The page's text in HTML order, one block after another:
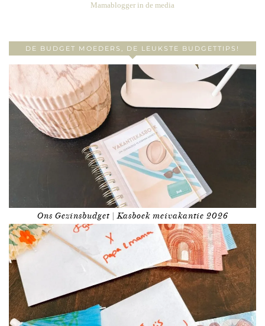
Mamablogger in de media
DE BUDGET MOEDERS, DE LEUKSTE BUDGETTIPS!
Ons Gezinsbudget | Kasboek meivakantie 2026